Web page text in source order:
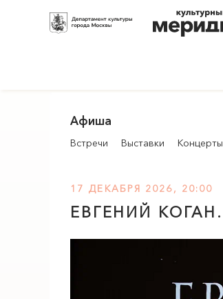
Афиша
Встречи Выставки Концерты
17 ДЕКАБРЯ 2026, 20:00
ЕВГЕНИЙ